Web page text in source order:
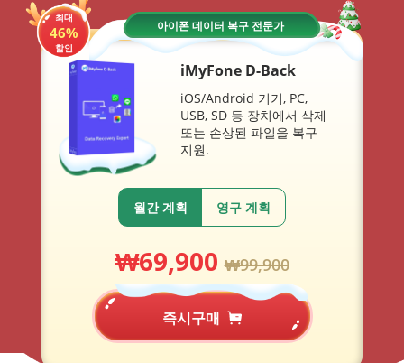
최대
46%
할인
아이폰 데이터 복구 전문가
iMyFone D-Back
iOS/Android 기기, PC,
USB, SD 등 장치에서 삭제
또는 손상된 파일을 복구
지원.
월간 계획 영구 계획
₩69,900 ₩99,900
즉시구매